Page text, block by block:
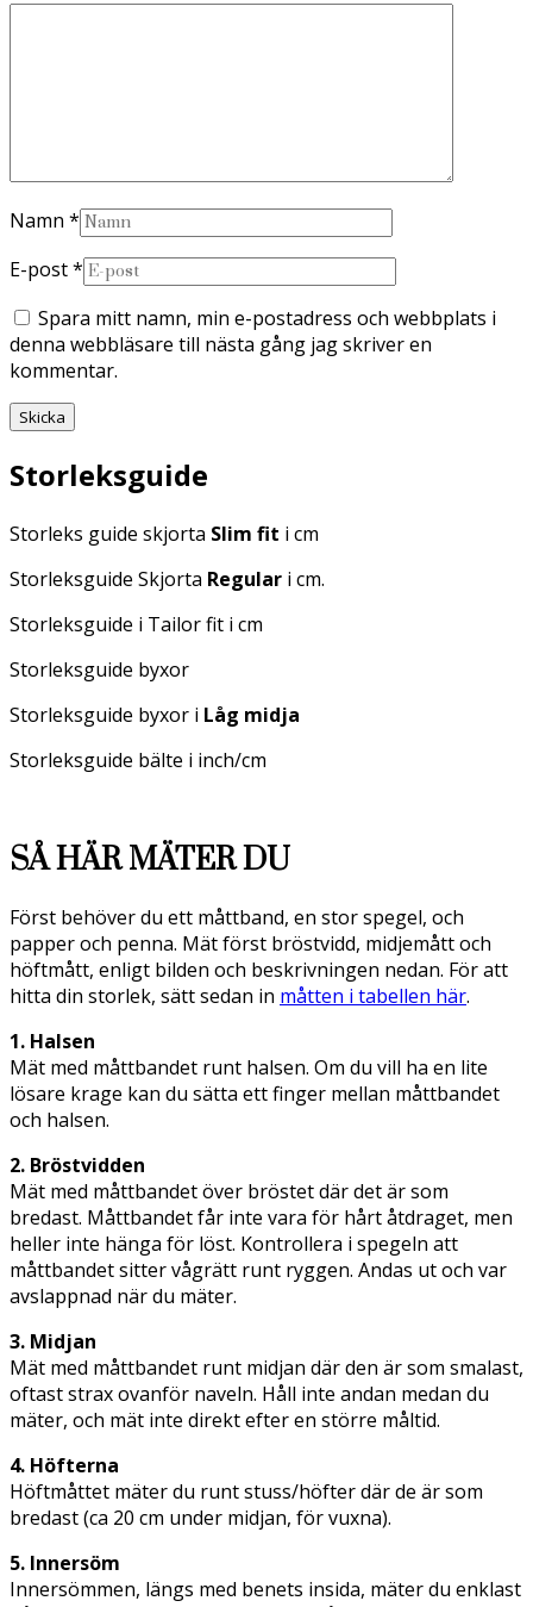
Namn *
E-post*
Spara mitt namn, min e-postadress och webbplats i
denna webbläsare till nästa gång jag skriver en
kommentar.
Storleksguide
Storleks guide skjorta Slim fit i cm
Storleksguide Skjorta Regular i cm.
Storleksguide i Tailor fit i cm
Storleksguide byxor
Storleksguide byxor i Låg midja
Storleksguide bälte i inch/cm
SÅ HÄR MÄTER DU
Först behöver du ett måttband, en stor spegel, och
papper och penna. Mät först bröstvidd, midjemått och
höftmått, enligt bilden och beskrivningen nedan. För att
hitta din storlek, sätt sedan in måtten i tabellen här.
1. Halsen
Mät med måttbandet runt halsen. Om du vill ha en lite
lösare krage kan du sätta ett finger mellan måttbandet
och halsen.
2. Bröstvidden
Mät med måttbandet över bröstet där det är som
bredast. Måttbandet får inte vara för hårt åtdraget, men
heller inte hänga för löst. Kontrollera i spegeln att
måttbandet sitter vågrätt runt ryggen. Andas ut och var
avslappnad när du mäter.
3. Midjan
Mät med måttbandet runt midjan där den är som smalast,
oftast strax ovanför naveln. Håll inte andan medan du
mäter, och mät inte direkt efter en större måltid.
4. Höfterna
Höftmåttet mäter du runt stuss/höfter där de är som
bredast (ca 20 cm under midjan, för vuxna).
5. Innersöm
Innersömmen, längs med benets insida, mäter du enklast